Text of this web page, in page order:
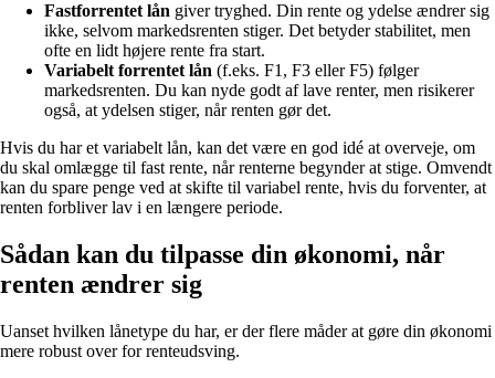
Fastforrentet lån giver tryghed. Din rente og ydelse ændrer sig
ikke, selvom markedsrenten stiger. Det betyder stabilitet, men
ofte en lidt højere rente fra start.
Variabelt forrentet lån (f.eks. F1, F3 eller F5) følger
markedsrenten. Du kan nyde godt af lave renter, men risikerer
også, at ydelsen stiger, når renten gør det.
Hvis du har et variabelt lån, kan det være en god idé at overveje, om
du skal omlægge til fast rente, når renterne begynder at stige. Omvendt
kan du spare penge ved at skifte til variabel rente, hvis du forventer, at
renten forbliver lav i en længere periode.
Sådan kan du tilpasse din økonomi, når
renten ændrer sig
Uanset hvilken lånetype du har, er der flere måder at gøre din økonomi
mere robust over for renteudsving.